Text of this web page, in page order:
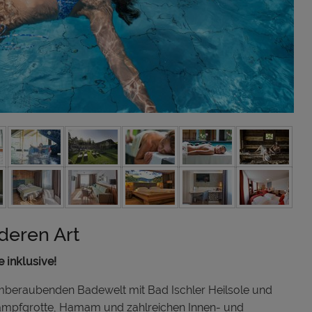
Art
inklusive!
Badewelt mit Bad Ischler Heilsole und
Hamam und zahlreichen Innen- und